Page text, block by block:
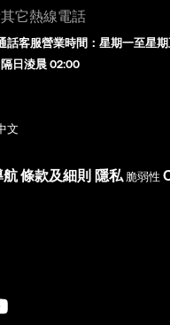
它熱線電話
話客服營業時間：星期一至星
隔日淩晨 02:00
航條款及細則 隱私 脆弱性